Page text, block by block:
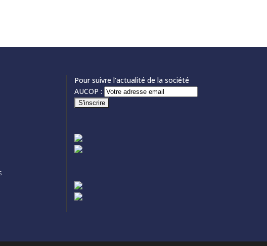
Pour suivre l'actualité de la société
AUCOP :